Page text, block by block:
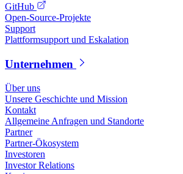
GitHub
Open-Source-Projekte
Support
Plattformsupport und Eskalation
Unternehmen
Über uns
Unsere Geschichte und Mission
Kontakt
Allgemeine Anfragen und Standorte
Partner
Partner-Ökosystem
Investoren
Investor Relations